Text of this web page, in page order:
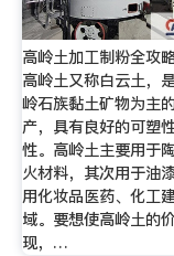
高岭土加工制粉全攻
高岭土又称白云土，
岭石族黏土矿物为主
产，具有良好的可塑
性。高岭土主要用于
火材料，其次用于油
用化妆品医药、化工
域。要想使高岭土的
现，…